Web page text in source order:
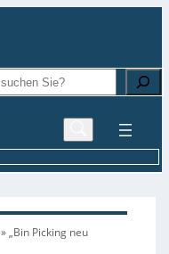
»„Bin Picking neu